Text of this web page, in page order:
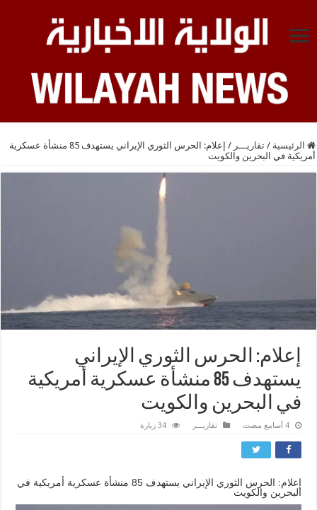
الرئيسية / تقاريـــر /
إعلام: الحرس الثوري الإيراني يستهدف 85 منشأة عسكرية
أمريكية في البحرين والكويت
إعلام: الحرس الثوري الإيراني
يستهدف 85 منشأة عسكرية أمريكية
في البحرين والكويت
‏4 أسابيع مضت تقاريـــر 34 زيارة
إعلام: الحرس الثوري الإيراني يستهدف 85 منشأة عسكرية أمريكية في
البحرين والكويت